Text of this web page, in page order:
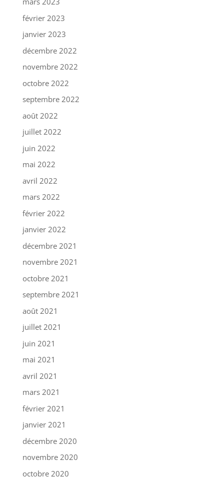
février 2023
janvier 2023
décembre 2022
novembre 2022
octobre 2022
septembre 2022
août 2022
juillet 2022
juin 2022
mai 2022
avril 2022
mars 2022
février 2022
janvier 2022
décembre 2021
novembre 2021
octobre 2021
septembre 2021
août 2021
juillet 2021
juin 2021
mai 2021
avril 2021
mars 2021
février 2021
janvier 2021
décembre 2020
novembre 2020
octobre 2020